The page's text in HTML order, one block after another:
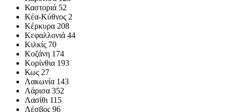
Καστοριά 52
Κέα-Κύθνος 2
Κέρκυρα 208
Κεφαλλονιά 44
Κιλκίς 70
Κοζάνη 174
Κορίνθια 193
Κως 27
Λακωνία 143
Λάρισα 352
Λασίθι 115
Λέσβος 96